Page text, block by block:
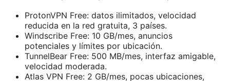
ProtonVPN Free: datos ilimitados, velocidad
reducida en la red gratuita, 3 países.
Windscribe Free: 10 GB/mes, anuncios
potenciales y límites por ubicación.
TunnelBear Free: 500 MB/mes, interfaz amigable,
velocidad moderada.
Atlas VPN Free: 2 GB/mes, pocas ubicaciones,